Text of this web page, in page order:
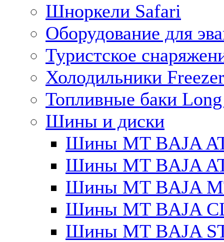
Шноркели Safari
Оборудование для
Туристское
Холодильники
Топливные баки
Шины и диски
Шины MT BAJA
Шины MT BAJA
Шины MT BAJA
Шины MT BAJA
Шины MT BAJA